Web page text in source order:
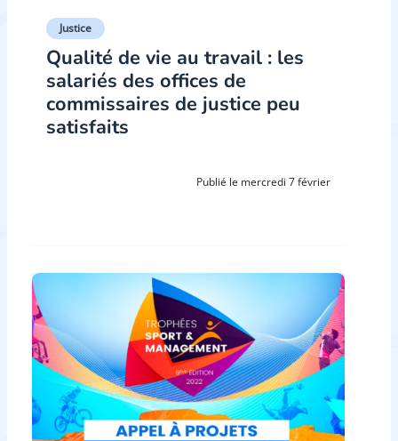
Justice
Qualité de vie au travail : les
salariés des offices de
commissaires de justice peu
satisfaits
Publié le mercredi 7 février